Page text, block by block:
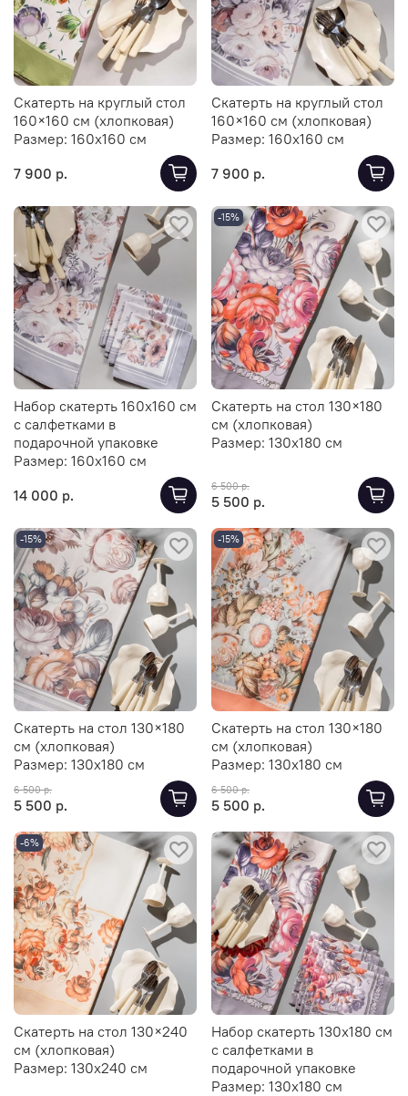
Скатерть на круглый стол
160×160 см (хлопковая)
Размер: 160х160 см
7 900 р.
Скатерть на круглый стол
160×160 см (хлопковая)
Размер: 160х160 см
7 900 р.
Набор скатерть 160х160 см
с салфетками в
подарочной упаковке
Размер: 160х160 см
14 000 р.
-15%
Скатерть на стол 130×180
см (хлопковая)
Размер: 130х180 см
6 500 р.
5 500 р.
-15%
Скатерть на стол 130×180
см (хлопковая)
Размер: 130х180 см
6 500 р.
5 500 р.
-15%
Скатерть на стол 130×180
см (хлопковая)
Размер: 130х180 см
6 500 р.
5 500 р.
-6%
Скатерть на стол 130×240
см (хлопковая)
Размер: 130х240 см
Набор скатерть 130х180 см
с салфетками в
подарочной упаковке
Размер: 130х180 см